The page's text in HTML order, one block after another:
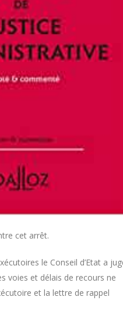
cet arrêt.
le Conseil d’Etat a
voies et délais de recours ne
et la lettre de rappel